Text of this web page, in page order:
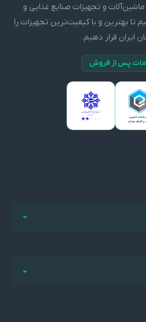
و تجهیزات صنایع غذایی و
بهترین و با کیفیت‌ترین تجهیزات را
ایران قرار دهیم.